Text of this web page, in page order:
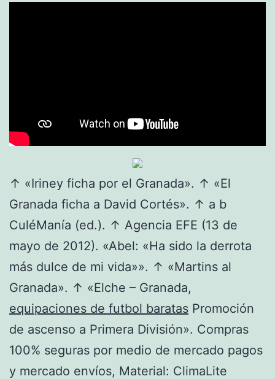
↑ «Iriney ficha por el Granada». ↑ «El
Granada ficha a David Cortés». ↑ a b
CuléManía (ed.). ↑ Agencia EFE (13 de
mayo de 2012). «Abel: «Ha sido la derrota
más dulce de mi vida»». ↑ «Martins al
Granada». ↑ «Elche – Granada,
equipaciones de futbol baratas Promoción
de ascenso a Primera División». Compras
100% seguras por medio de mercado pagos
y mercado envíos, Material: ClimaLite